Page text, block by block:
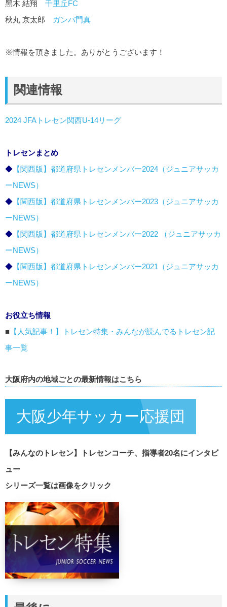
黑木 結翔 千里丘FC
秋丸 京太郎
ガンバ門真
※情報を頂きました。ありがとうございます！
関連情報
2024 JFAトレセン関西U-14リーグ
トレセンまとめ
◆ 【関西版】都道府県トレセンメンバー2024（ジュニアサッカ
ーNEWS）
◆ 【関西版】都道府県トレセンメンバー2023（ジュニアサッカ
ーNEWS）
◆ 【関西版】都道府県トレセンメンバー2022 （ジュニアサッカ
ーNEWS）
◆ 【関西版】都道府県トレセンメンバー2021（ジュニアサッカ
ーNEWS）
お役立ち情報
■ 【人気記事！】トレセン特集・みんなが読んでるトレセン記
事一覧
大阪府内の地域ごとの最新情報はこちら
大阪少年サッカー応援団
【みんなのトレセン】トレセンコーチ、指導者20名にインタビ
ュー
シリーズ一覧は画像をクリック